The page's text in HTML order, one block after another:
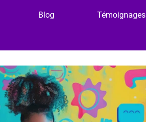
Blog Témoignages